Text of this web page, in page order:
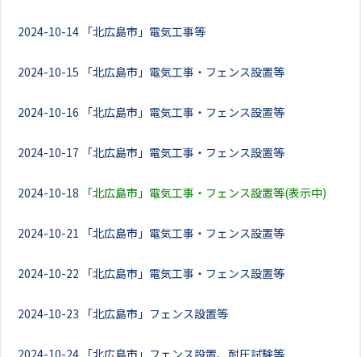
2024-10-14 「北広島市」電気工事等
2024-10-15 「北広島市」電気工事・フェンス設置等
2024-10-16 「北広島市」電気工事・フェンス設置等
2024-10-17 「北広島市」電気工事・フェンス設置等
2024-10-18 「北広島市」電気工事・フェンス設置等(表示中)
2024-10-21 「北広島市」電気工事・フェンス設置等
2024-10-22 「北広島市」電気工事・フェンス設置等
2024-10-23 「北広島市」フェンス設置等
2024-10-24 「北広島市」フェンス設置、耐圧試験等